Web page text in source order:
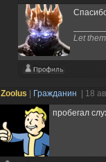
Let
Zoolus Гражданин
| 18
пробегал